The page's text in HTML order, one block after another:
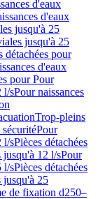
d'eaux
d'eaux
jusqu'à 25
jusqu'à 25
détachées pour
d'eaux
pour Pour
l/sPour naissances
Trop-pleins
sécuritéPour
l/sPièces détachées
jusqu'à 12 l/sPour
l/sPièces détachées
jusqu'à 25
de fixation d250–